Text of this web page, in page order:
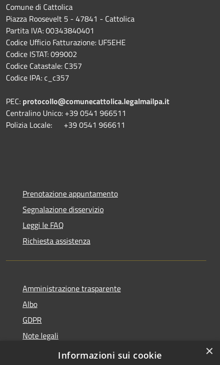
Comune di Cattolica
Piazza Roosevelt 5 - 47841 - Cattolica
Partita IVA: 00343840401
Codice Ufficio Fatturazione: UF5EHE
Codice ISTAT: 099002
Codice Catastale: C357
Codice IPA: c_c357
PEC: protocollo@comunecattolica.legalmailpa.it
Centralino Unico: +39 0541 966511
Polizia Locale: +39 0541 966611
Prenotazione appuntamento
Segnalazione disservizio
Leggi le FAQ
Richiesta assistenza
Amministrazione trasparente
Albo
GDPR
Note legali
Dichiarazione di accessibilità
×
Informazioni sui cookie